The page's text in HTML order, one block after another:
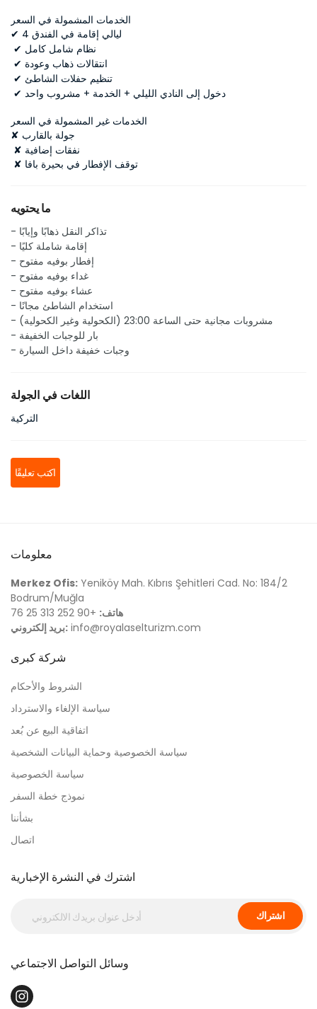
الخدمات المشمولة في السعر
✔ 4 ليالي إقامة في الفندق
✔ نظام شامل كامل
✔ انتقالات ذهاب وعودة
✔ تنظيم حفلات الشاطئ
✔ دخول إلى النادي الليلي + الخدمة + مشروب واحد
الخدمات غير المشمولة في السعر
✘ جولة بالقارب
✘ نفقات إضافية
✘ توقف الإفطار في بحيرة بافا
ما يحتويه
- تذاكر النقل ذهابًا وإيابًا
- إقامة شاملة كليًا
- إفطار بوفيه مفتوح
- غداء بوفيه مفتوح
- عشاء بوفيه مفتوح
- استخدام الشاطئ مجانًا
- مشروبات مجانية حتى الساعة 23:00 (الكحولية وغير الكحولية)
- بار للوجبات الخفيفة
- وجبات خفيفة داخل السيارة
اللغات في الجولة
التركية
اكتب تعليقًا
معلومات
Merkez Ofis: Yeniköy Mah. Kıbrıs Şehitleri Cad. No: 184/2
Bodrum/Muğla
هاتف: +90 252 313 25 76
بريد إلكتروني: info@royalaselturizm.com
شركة كبرى
الشروط والأحكام
سياسة الإلغاء والاسترداد
اتفاقية البيع عن بُعد
سياسة الخصوصية وحماية البيانات الشخصية
سياسة الخصوصية
نموذج خطة السفر
بشأننا
اتصال
اشترك في النشرة الإخبارية
اشتراك
وسائل التواصل الاجتماعي